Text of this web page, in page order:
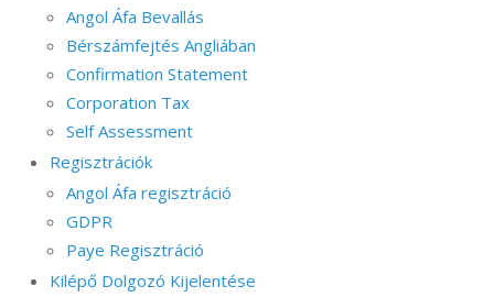
Angol Áfa Bevallás
Bérszámfejtés Angliában
Confirmation Statement
Corporation Tax
Self Assessment
Regisztrációk
Angol Áfa regisztráció
GDPR
Paye Regisztráció
Kilépő Dolgozó Kijelentése